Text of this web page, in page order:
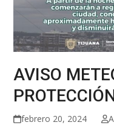
AVISO
febrero 20, 2024